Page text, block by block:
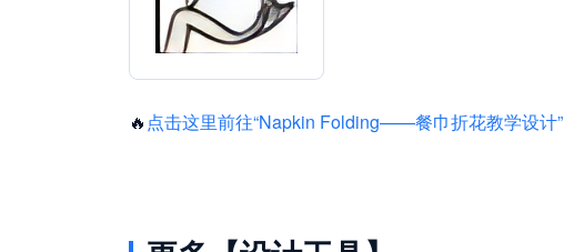
🔥 点击这里前往“Napkin Folding——餐巾折花教学设计”